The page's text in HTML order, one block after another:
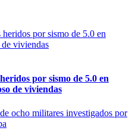
por sismo de 5.0 en
de viviendas